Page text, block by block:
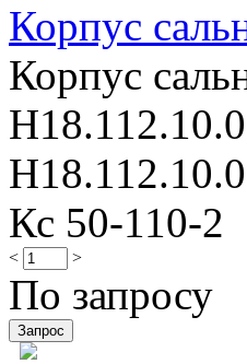
Корпус
Корпус
Кс 50-110-2
< >
По запросу